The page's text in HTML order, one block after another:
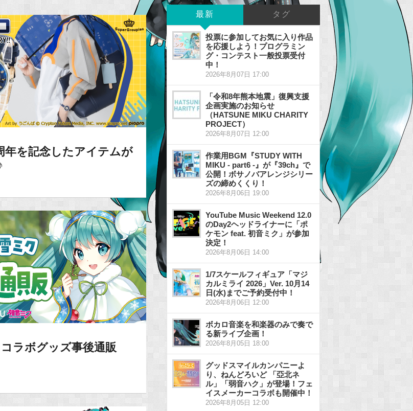
を記念したアイテムが
ラボグッズ事後通販
最新 タグ
投票に参加してお気に入り作品
を応援しよう！プログラミン
グ・コンテスト一般投票受付
中！
2026年8月07日 17:00
「令和8年熊本地震」復興支援
企画実施のお知らせ
（HATSUNE MIKU CHARITY
PROJECT）
2026年8月07日 12:00
作業用BGM『STUDY WITH
MIKU - part6 -』が『39ch』で
公開！ボサノバアレンジシリー
ズの締めくくり！
2026年8月06日 19:00
YouTube Music Weekend 12.0
のDay2ヘッドライナーに「ポ
ケモン feat. 初音ミク」が参加
決定！
2026年8月06日 14:00
1/7スケールフィギュア「マジ
カルミライ 2026」Ver. 10月14
日(水)までご予約受付中！
2026年8月06日 12:00
ボカロ音楽を和楽器のみで奏で
る新ライブ企画！
2026年8月05日 18:00
グッドスマイルカンパニーよ
り、ねんどろいど 「亞北ネ
ル」「弱音ハク」が登場！フェ
イスメーカーコラボも開催中！
2026年8月05日 12:00